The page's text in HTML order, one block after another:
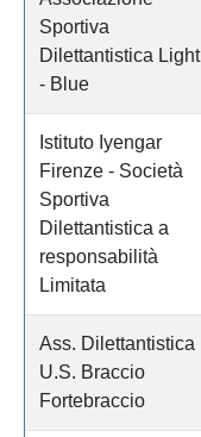
Sportiva
Dilettantistica Light
- Blue
Istituto Iyengar
Firenze - Società
Sportiva
Dilettantistica a
responsabilità
Limitata
Ass. Dilettantistica
U.S. Braccio
Fortebraccio